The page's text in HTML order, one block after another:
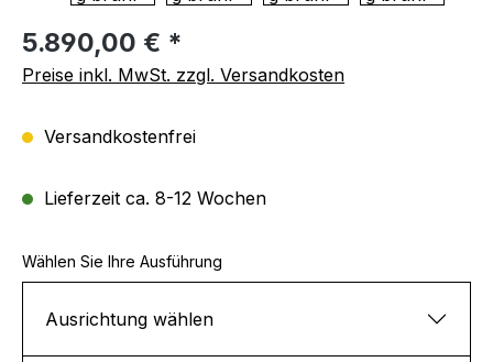
Regulärer Preis:
5.890,00 € *
Preise inkl. MwSt. zzgl. Versandkosten
Versandkostenfrei
Lieferzeit ca. 8-12 Wochen
Wählen Sie Ihre Ausführung
Ausrichtung wählen